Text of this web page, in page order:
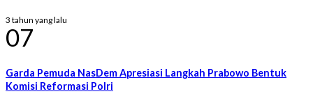
3 tahun yang lalu
07
Garda Pemuda NasDem Apresiasi Langkah Prabowo Bentuk
Komisi Reformasi Polri